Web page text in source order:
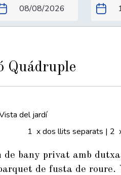
Quádruple
del jardí
1 x dos llits separats | 2
de bany privat amb
de fusta de roure.